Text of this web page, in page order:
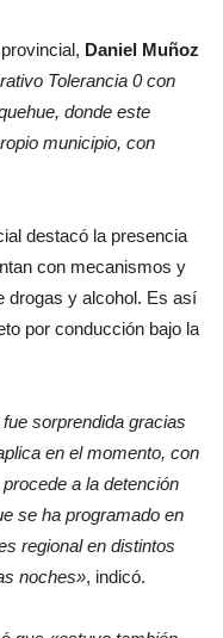
Daniel Muñoz
Tolerancia 0 con
donde este
municipio, con
destacó la presencia
con mecanismos y
drogas y alcohol. Es así
por conducción bajo la
sorprendida gracias
en el momento, con
a la detención
se ha programado en
regional en distintos
noches», indicó.